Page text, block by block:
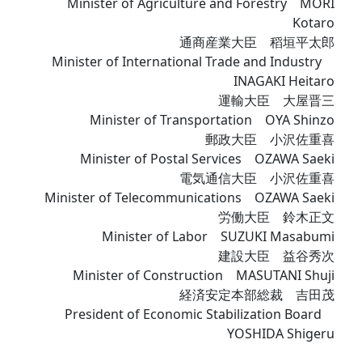
Kotaro
通商産業大臣 稻垣平太郎
Minister of International Trade and Industry
INAGAKI Heitaro
運輸大臣 大屋晋三
Minister of Transportation OYA Shinzo
郵政大臣 小沢佐重喜
Minister of Postal Services OZAWA Saeki
電気通信大臣 小沢佐重喜
Minister of Telecommunications OZAWA Saeki
労働大臣 鈴木正文
Minister of Labor SUZUKI Masabumi
建設大臣 益谷秀次
Minister of Construction MASUTANI Shuji
経済安定本部総裁 吉田茂
President of Economic Stabilization Board
YOSHIDA Shigeru